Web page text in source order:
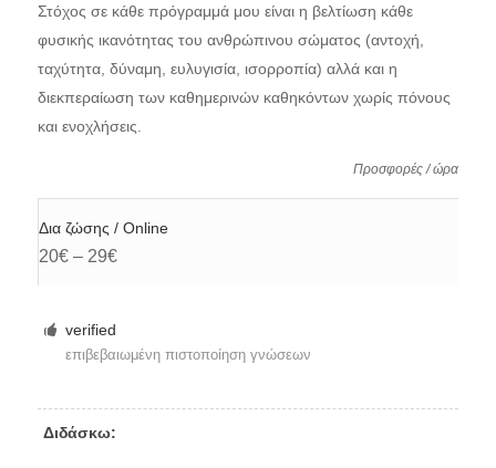
Στόχος σε κάθε πρόγραμμά μου είναι η βελτίωση κάθε
φυσικής ικανότητας του ανθρώπινου σώματος (αντοχή,
ταχύτητα, δύναμη, ευλυγισία, ισορροπία) αλλά και η
διεκπεραίωση των καθημερινών καθηκόντων χωρίς πόνους
και ενοχλήσεις.
Προσφορές / ώρα
Δια ζώσης / Online
20€ – 29€
verified
επιβεβαιωμένη πιστοποίηση γνώσεων
Διδάσκω: